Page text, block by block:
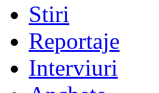
Stiri
Reportaje
Interviuri